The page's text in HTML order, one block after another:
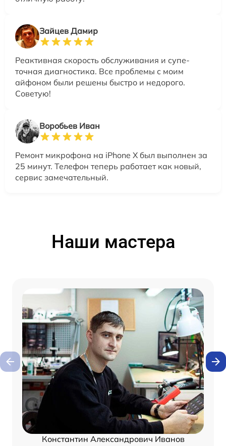
Зайцев Дамир
Реактивная скорость обслуживания и супе-
точная диагностика. Все проблемы с моим
айфоном были решены быстро и недорого.
Советую!
Воробьев Иван
Ремонт микрофона на iPhone X был выполнен за
25 минут. Телефон теперь работает как новый,
сервис замечательный.
Наши мастера
Константин Александрович Иванов